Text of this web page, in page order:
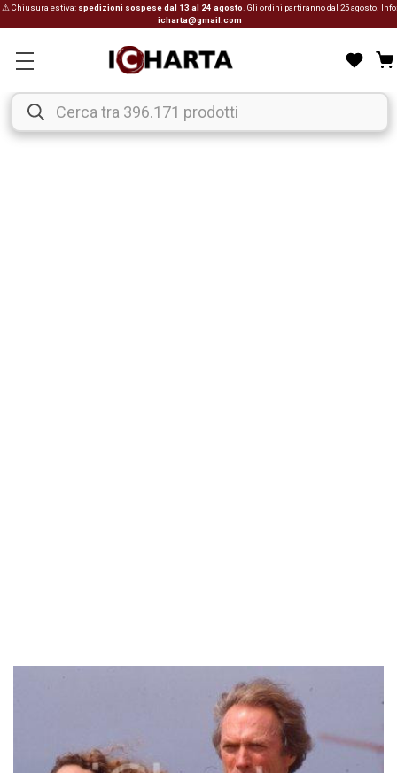
⚠ Chiusura estiva: spedizioni sospese dal 13 al 24 agosto . Gli ordini partiranno dal 25 agosto. Info:
icharta@gmail.com